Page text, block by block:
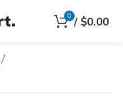
0 / $0.00